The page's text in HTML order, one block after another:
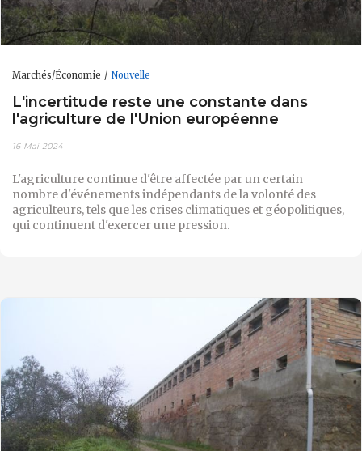
Marchés/Économie Nouvelle
L'incertitude reste une constante dans
l'agriculture de l'Union européenne
16-Mai-2024
L'agriculture continue d'être affectée par un certain
nombre d'événements indépendants de la volonté des
agriculteurs, tels que les crises climatiques et géopolitiques,
qui continuent d'exercer une pression.